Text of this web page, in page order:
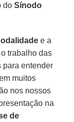
doSínodo
e a
trabalho das
para entender
muitos
nos nossos
na
de